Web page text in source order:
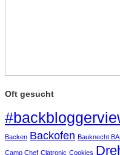
Oft gesucht
Backen Backofen Bauknecht
Camp Chef Clatronic Cookies